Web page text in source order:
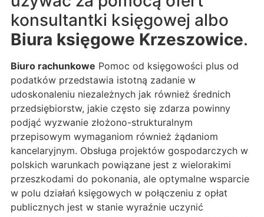
konsultantki księgowej albo
Biura księgowe Krzeszowice.
Biuro rachunkowe Pomoc od księgowości plus od
podatków przedstawia istotną zadanie w
udoskonaleniu niezależnych jak również średnich
przedsiębiorstw, jakie często się zdarza powinny
podjąć wyzwanie złożono-strukturalnym
przepisowym wymaganiom również żądaniom
kancelaryjnym. Obsługa projektów gospodarczych w
polskich warunkach powiązane jest z wielorakimi
przeszkodami do pokonania, ale optymalne wsparcie
w polu działań księgowych w połączeniu z opłat
publicznych jest w stanie wyraźnie uczynić